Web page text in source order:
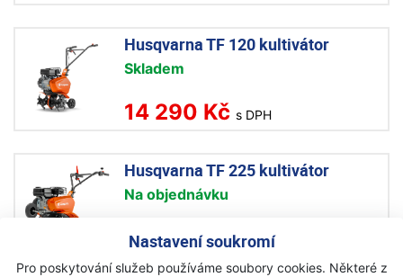
Nastavení soukromí
Pro poskytování služeb používáme soubory cookies. Některé z
Husqvarna TF 120 kultivátor
Skladem
14 290 Kč s DPH
Husqvarna TF 225 kultivátor
Na objednávku
17 990 Kč s DPH